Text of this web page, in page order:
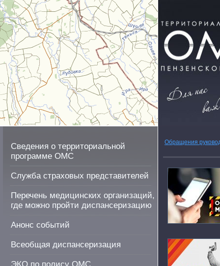
Сведения о территориальной
программе ОМС
Служба страховых представителей
Перечень медицинских организаций,
где можно пройти диспансеризацию
Анонс событий
Всеобщая диспансеризация
Обращения